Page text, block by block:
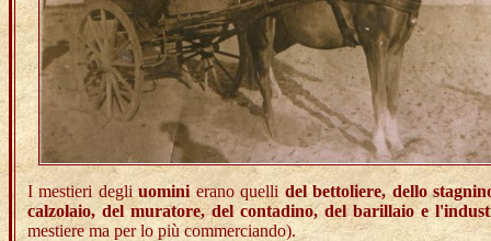
I mestieri degliuominierano quelli del bettoliere, dello
calzolaio, del muratore, del contadino, del barillaio e
mestiere ma per lo più commerciando).